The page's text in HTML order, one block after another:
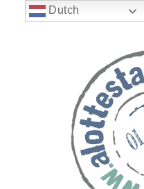
Dutch